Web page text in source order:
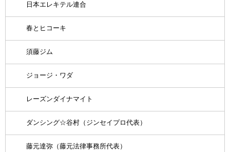
日本エレキテル連合
春とヒコーキ
須藤ジム
ジョージ・ワダ
レーズンダイナマイト
ダンシング☆谷村（ジンセイプロ代表）
藤元達弥（藤元法律事務所代表）